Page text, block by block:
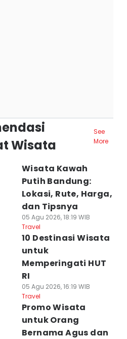
Wisata
See
More
Wisata Kawah
Putih Bandung:
Lokasi, Rute, Harga,
dan Tipsnya
05 Agu 2026, 18:19 WIB
Travel
10 Destinasi Wisata
untuk
Memperingati HUT
RI
05 Agu 2026, 16:19 WIB
Travel
Promo Wisata
untuk Orang
Bernama Agus dan